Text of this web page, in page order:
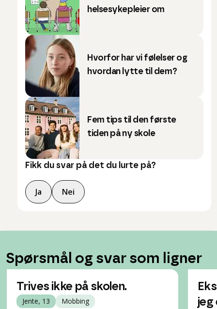
helsesykepleier om
Hvorfor har vi følelser og
hvordan lytte til dem?
Fem tips til den første
tiden på ny skole
Fikk du svar på det du lurte på?
Ja Nei
Spørsmål og svar som ligner
Trives ikke på skolen.
Jente, 13 Mobbing
jeg